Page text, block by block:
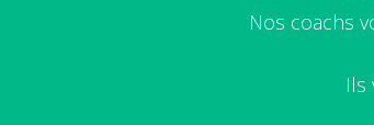
Nos coachs
Ils